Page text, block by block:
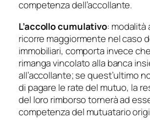
competenza dell’accollante.
L’accollo cumulativo: modalità
ricorre maggiormente nel caso
immobiliari, comporta invece
rimanga vincolato alla banca
all’accollante; se quest’ultimo
di pagare le rate del mutuo, la
del loro rimborso tornerà ad
competenza del mutuatario